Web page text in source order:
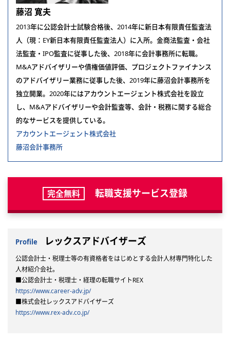
藤沼 寛夫
2013年に公認会計士試験合格後、2014年に新日本有限責任監査法
人（現：EY新日本有限責任監査法人）に入所。金商法監査・会社
法監査・IPO監査に従事した後、2018年に会計事務所に転職。
M&Aアドバイザリーや債権価値評価、プロジェクトファイナンス
のアドバイザリー業務に従事した後、2019年に藤沼会計事務所を
独立開業。2020年にはアカウントエージェント株式会社を設立
し、M&Aアドバイザリーや会計監査等、会計・税務に関する総合
的なサービスを提供している。
アカウントエージェント株式会社
藤沼会計事務所
完全無料 転職支援サービス登録
Profile レックスアドバイザーズ
公認会計士・税理士等の有資格者をはじめとする会計人材専門特化した
人材紹介会社。
■公認会計士・税理士・経理の転職サイトREX
https://www.career-adv.jp/
■株式会社レックスアドバイザーズ
https://www.rex-adv.co.jp/